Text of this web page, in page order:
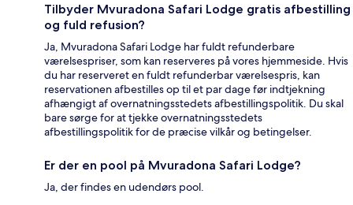
Tilbyder Mvuradona Safari Lodge gratis afbestilling
og fuld refusion?
Ja, Mvuradona Safari Lodge har fuldt refunderbare
værelsespriser, som kan reserveres på vores hjemmeside. Hvis
du har reserveret en fuldt refunderbar værelsespris, kan
reservationen afbestilles op til et par dage før indtjekning
afhængigt af overnatningsstedets afbestillingspolitik. Du skal
bare sørge for at tjekke overnatningsstedets
afbestillingspolitik for de præcise vilkår og betingelser.
Er der en pool på Mvuradona Safari Lodge?
Ja, der findes en udendørs pool.